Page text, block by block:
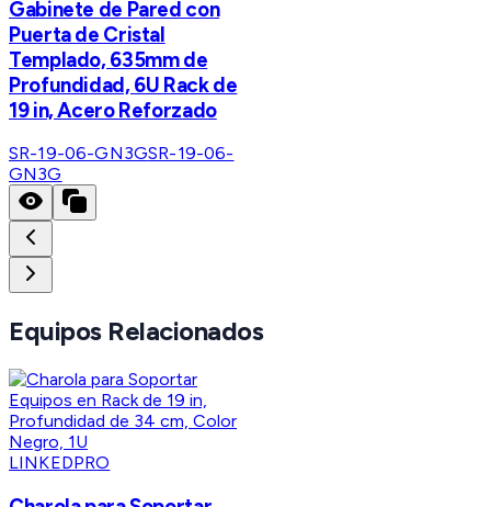
Gabinete de Pared con
Puerta de Cristal
Templado, 635mm de
Profundidad, 6U Rack de
19 in, Acero Reforzado
SR-19-06-GN3GSR-19-06-
GN3G
Equipos Relacionados
LINKEDPRO